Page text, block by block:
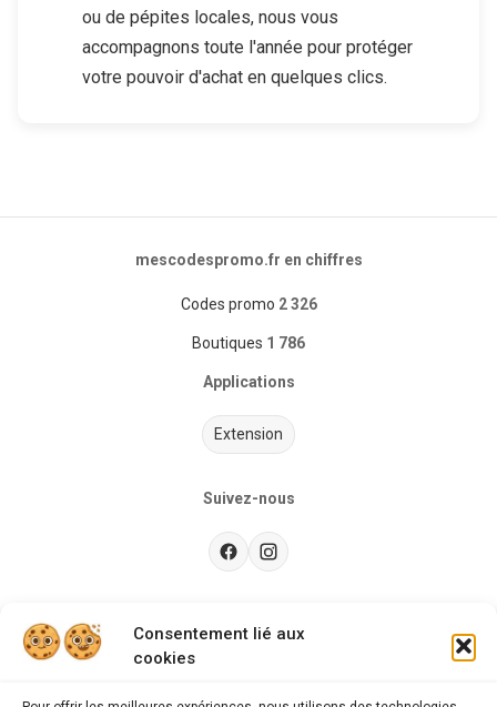
Consentement lié aux
cookies
ou de pépites locales, nous vous
accompagnons toute l'année pour protéger
votre pouvoir d'achat en quelques clics.
mescodespromo.fr en chiffres
Codes promo 2 326
Boutiques 1 786
Applications
Extension
Suivez-nous